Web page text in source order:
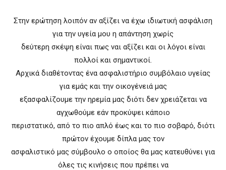
Στην ερώτηση λοιπόν αν αξίζει να έχω ιδιωτική ασφάλιση
για την υγεία μου η απάντηση χωρίς
δεύτερη σκέψη είναι πως ναι αξίζει και οι λόγοι είναι
πολλοί και σημαντικοί.
Αρχικά διαθέτοντας ένα ασφαλιστήριο συμβόλαιο υγείας
για εμάς και την οικογένειά μας
εξασφαλίζουμε την ηρεμία μας διότι δεν χρειάζεται να
αγχωθούμε εάν προκύψει κάποιο
περιστατικό, από το πιο απλό έως και το πιο σοβαρό, διότι
πρώτον έχουμε δίπλα μας τον
ασφαλιστικό μας σύμβουλο ο οποίος θα μας κατευθύνει για
όλες τις κινήσεις που πρέπει να